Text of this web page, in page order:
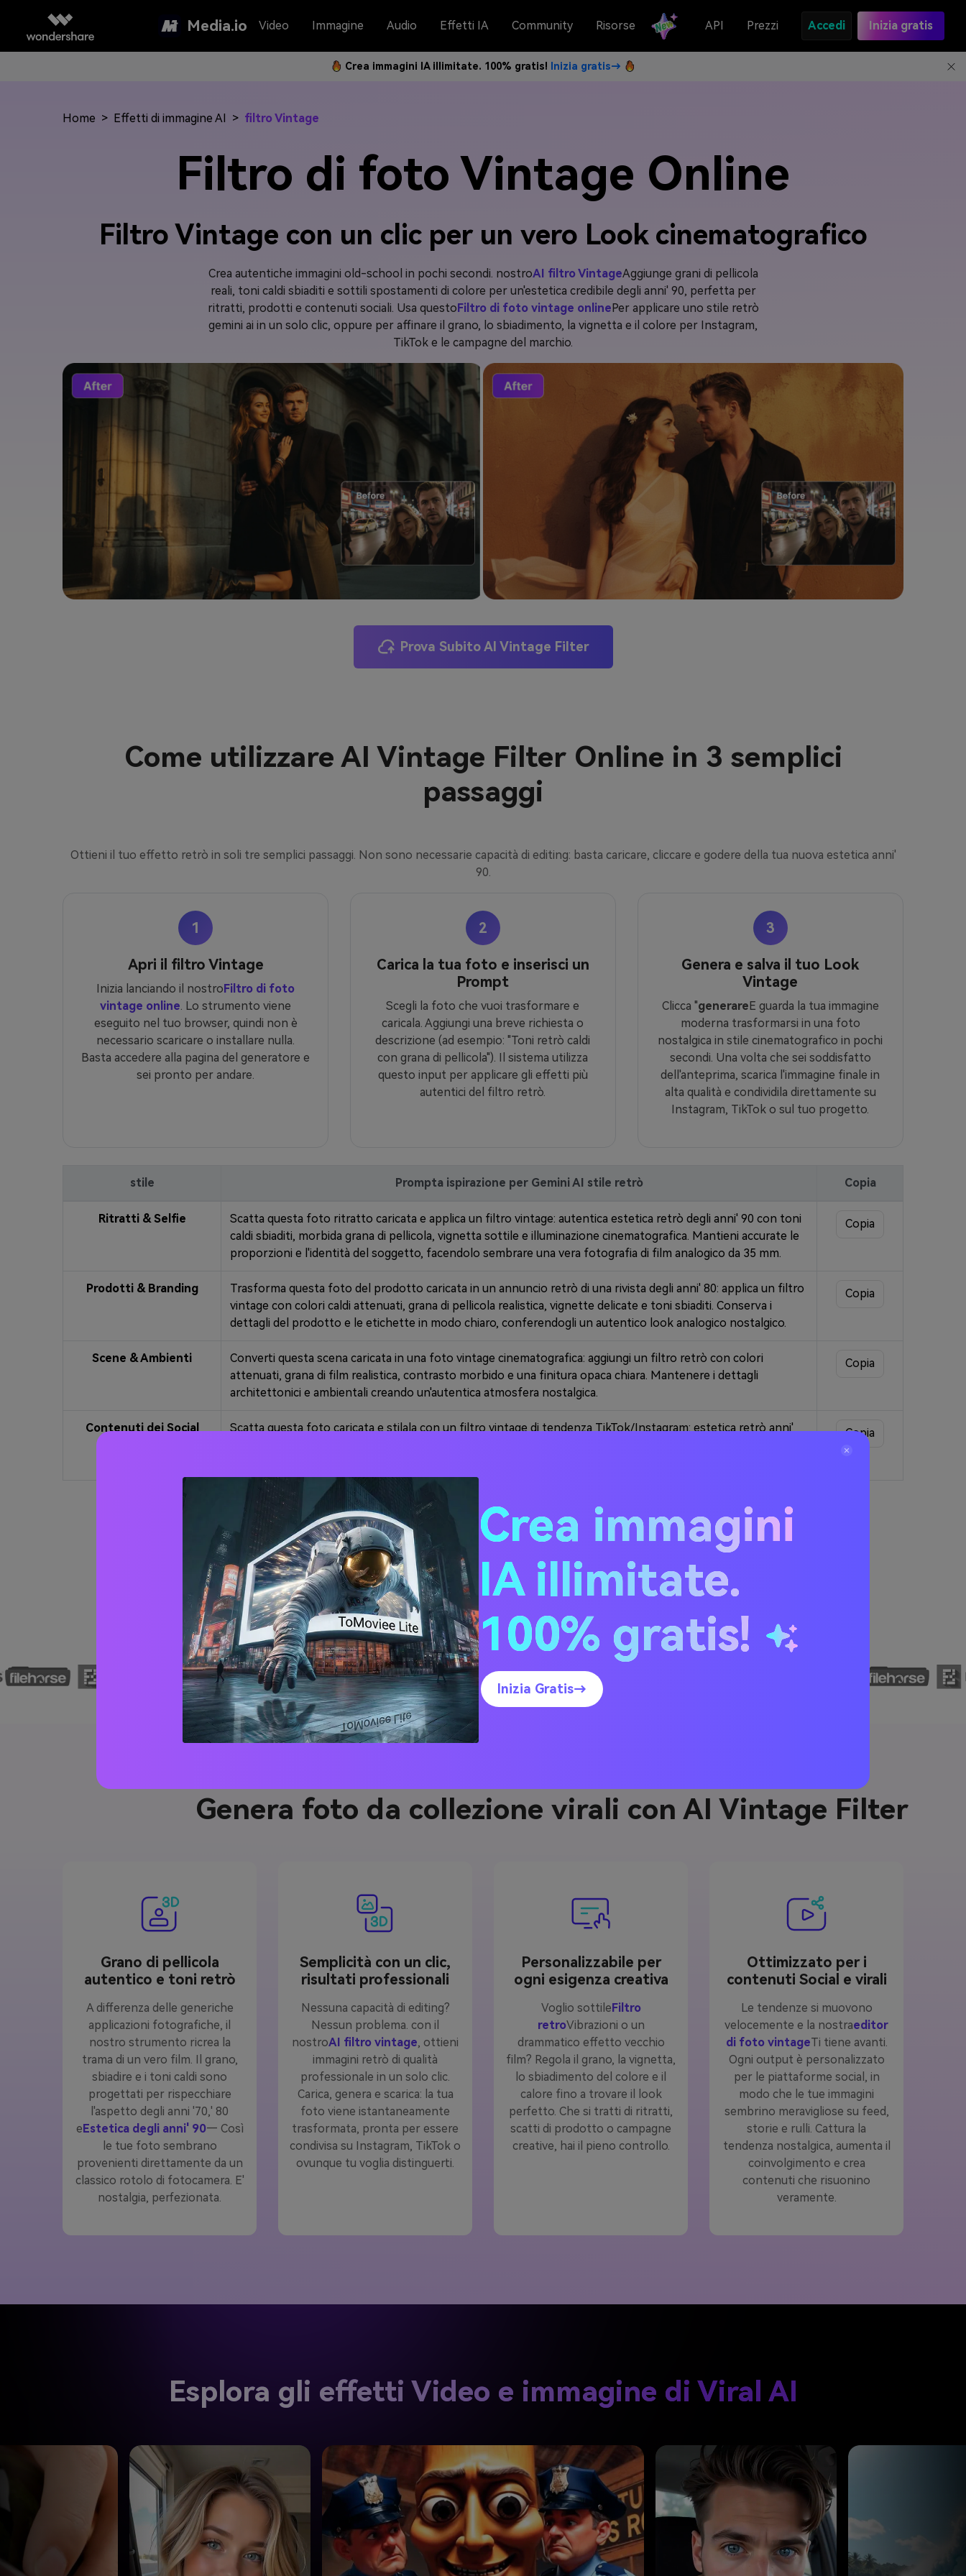
Media.io Video Immagine Audio Effetti IA Community Risorse API Prezzi Accedi Inizia gratis
Crea immagini IA illimitate. 100% gratis! Inizia gratis→
Home > Effetti di immagine AI > filtro Vintage
Filtro di foto Vintage Online
Filtro Vintage con un clic per un vero Look cinematografico
Crea autentiche immagini old-school in pochi secondi. nostroAI filtro VintageAggiunge grani di pellicola
reali, toni caldi sbiaditi e sottili spostamenti di colore per un'estetica credibile degli anni' 90, perfetta per
ritratti, prodotti e contenuti sociali. Usa questoFiltro di foto vintage onlinePer applicare uno stile retrò
gemini ai in un solo clic, oppure per affinare il grano, lo sbiadimento, la vignetta e il colore per Instagram,
TikTok e le campagne del marchio.
Prova Subito AI Vintage Filter
Come utilizzare AI Vintage Filter Online in 3 semplici
passaggi
Ottieni il tuo effetto retrò in soli tre semplici passaggi. Non sono necessarie capacità di editing: basta caricare, cliccare e godere della tua nuova estetica anni'
90.
1
Apri il filtro Vintage
Inizia lanciando il nostroFiltro di foto
vintage online. Lo strumento viene
eseguito nel tuo browser, quindi non è
necessario scaricare o installare nulla.
Basta accedere alla pagina del generatore e
sei pronto per andare.
2
Carica la tua foto e inserisci un
Prompt
Scegli la foto che vuoi trasformare e
caricala. Aggiungi una breve richiesta o
descrizione (ad esempio: "Toni retrò caldi
con grana di pellicola"). Il sistema utilizza
questo input per applicare gli effetti più
autentici del filtro retrò.
3
Genera e salva il tuo Look
Vintage
Clicca "generareE guarda la tua immagine
moderna trasformarsi in una foto
nostalgica in stile cinematografico in pochi
secondi. Una volta che sei soddisfatto
dell'anteprima, scarica l'immagine finale in
alta qualità e condividila direttamente su
Instagram, TikTok o sul tuo progetto.
stile Prompta ispirazione per Gemini AI stile retrò Copia
Ritratti & Selfie
Scatta questa foto ritratto caricata e applica un filtro vintage: autentica estetica retrò degli anni' 90 con toni
caldi sbiaditi, morbida grana di pellicola, vignetta sottile e illuminazione cinematografica. Mantieni accurate le
proporzioni e l'identità del soggetto, facendolo sembrare una vera fotografia di film analogico da 35 mm.
Copia
Prodotti & Branding
Trasforma questa foto del prodotto caricata in un annuncio retrò di una rivista degli anni' 80: applica un filtro
vintage con colori caldi attenuati, grana di pellicola realistica, vignette delicate e toni sbiaditi. Conserva i
dettagli del prodotto e le etichette in modo chiaro, conferendogli un autentico look analogico nostalgico.
Copia
Scene & Ambienti
Converti questa scena caricata in una foto vintage cinematografica: aggiungi un filtro retrò con colori
attenuati, grana di film realistica, contrasto morbido e una finitura opaca chiara. Mantenere i dettagli
architettonici e ambientali creando un'autentica atmosfera nostalgica.
Copia
Contenuti dei Social
Scatta questa foto caricata e stilala con un filtro vintage di tendenza TikTok/Instagram: estetica retrò anni'
Copia
Prova Subito AI Vintage Filter
Genera foto da collezione virali con AI Vintage Filter
Grano di pellicola
autentico e toni retrò
A differenza delle generiche
applicazioni fotografiche, il
nostro strumento ricrea la
trama di un vero film. Il grano,
sbiadire e i toni caldi sono
progettati per rispecchiare
l'aspetto degli anni '70,' 80
eEstetica degli anni' 90— Così
le tue foto sembrano
provenienti direttamente da un
classico rotolo di fotocamera. E'
nostalgia, perfezionata.
Semplicità con un clic,
risultati professionali
Nessuna capacità di editing?
Nessun problema. con il
nostroAI filtro vintage , ottieni
immagini retrò di qualità
professionale in un solo clic.
Carica, genera e scarica: la tua
foto viene istantaneamente
trasformata, pronta per essere
condivisa su Instagram, TikTok o
ovunque tu voglia distinguerti.
Personalizzabile per
ogni esigenza creativa
Voglio sottileFiltro
retroVibrazioni o un
drammatico effetto vecchio
film? Regola il grano, la vignetta,
lo sbiadimento del colore e il
calore fino a trovare il look
perfetto. Che si tratti di ritratti,
scatti di prodotto o campagne
creative, hai il pieno controllo.
Ottimizzato per i
contenuti Social e virali
Le tendenze si muovono
velocemente e la nostraeditor
di foto vintageTi tiene avanti.
Ogni output è personalizzato
per le piattaforme social, in
modo che le tue immagini
sembrino meravigliose su feed,
storie e rulli. Cattura la
tendenza nostalgica, aumenta il
coinvolgimento e crea
contenuti che risuonino
veramente.
Esplora gli effetti Video e immagine di Viral AI
Crea immagini
IA illimitate.
100% gratis!
Inizia Gratis→